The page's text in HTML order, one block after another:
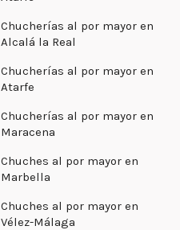
Chucherías al por mayor en
Alcalá la Real
Chucherías al por mayor en
Atarfe
Chucherías al por mayor en
Maracena
Chuches al por mayor en
Marbella
Chuches al por mayor en
Vélez-Málaga